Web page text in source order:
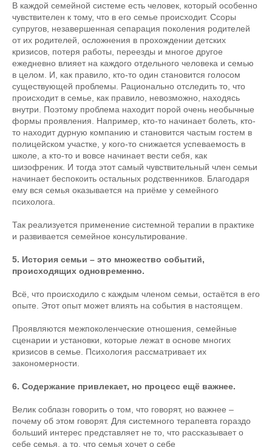
В каждой семейной системе есть человек, который особенно
чувствителен к тому, что в его семье происходит. Ссоры
супругов, незавершенная сепарация поколения родителей
от их родителей, осложнения в прохождении детских
кризисов, потеря работы, переезды и многое другое
ежедневно влияет на каждого отдельного человека и семью
в целом. И, как правило, кто-то один становится голосом
существующей проблемы. Рационально отследить то, что
происходит в семье, как правило, невозможно, находясь
внутри. Поэтому проблема находит порой очень необычные
формы проявления. Например, кто-то начинает болеть, кто-
то находит дурную компанию и становится частым гостем в
полицейском участке, у кого-то снижается успеваемость в
школе, а кто-то и вовсе начинает вести себя, как
шизофреник. И тогда этот самый чувствительный член семьи
начинает беспокоить остальных родственников. Благодаря
ему вся семья оказывается на приёме у семейного
психолога.
Так реализуется применение системной терапии в практике
и развивается семейное консультирование.
5. История семьи – это множество событий,
происходящих одновременно.
Всё, что происходило с каждым членом семьи, остаётся в его
опыте. Этот опыт может влиять на события в настоящем.
Проявляются межпоколенческие отношения, семейные
сценарии и установки, которые лежат в основе многих
кризисов в семье. Психология рассматривает их
закономерности.
6. Содержание привлекает, но процесс ещё важнее.
Велик соблазн говорить о том, что говорят, но важнее –
почему об этом говорят. Для системного терапевта гораздо
больший интерес представляет не то, что рассказывает о
себе семья, а то, что семья хочет о себе